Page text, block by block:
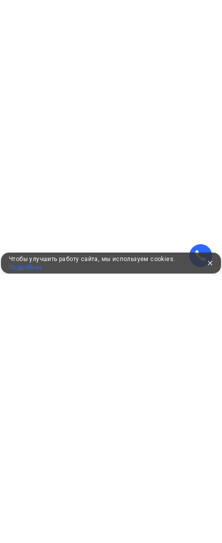
Чтобы улучшить работу сайта, мы используем cookies.
Подробнее